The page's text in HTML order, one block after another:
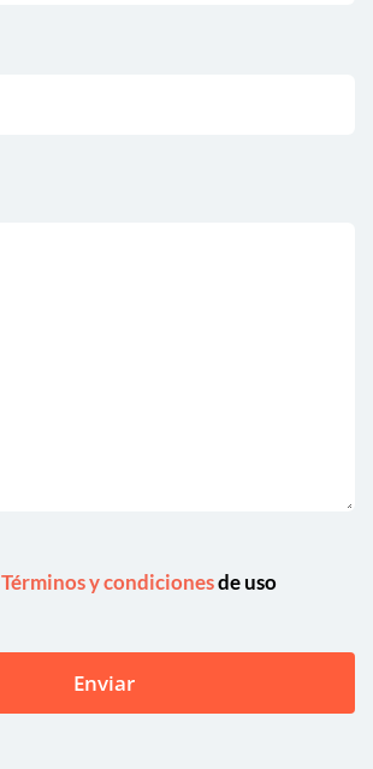
Términos y condicionesde uso